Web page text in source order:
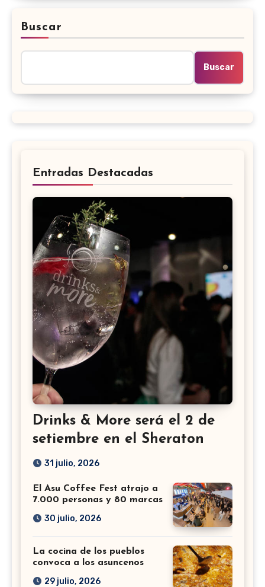
Buscar
Buscar
Entradas Destacadas
Drinks & More será el 2 de
setiembre en el Sheraton
31 julio, 2026
El Asu Coffee Fest atrajo a
7.000 personas y 80 marcas
30 julio, 2026
La cocina de los pueblos
convoca a los asuncenos
29 julio, 2026